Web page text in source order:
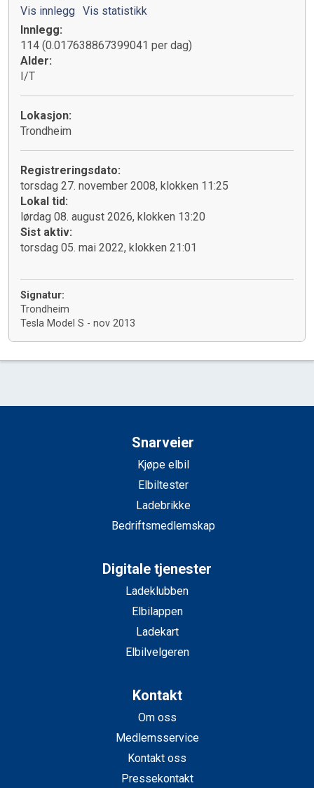
Vis innlegg Vis statistikk
Innlegg:
114 (0.017638867399041 per dag)
Alder:
I/T
Lokasjon:
Trondheim
Registreringsdato:
torsdag 27. november 2008, klokken 11:25
Lokal tid:
lørdag 08. august 2026, klokken 13:20
Sist aktiv:
torsdag 05. mai 2022, klokken 21:01
Signatur:
Trondheim
Tesla Model S - nov 2013
Snarveier
Kjøpe elbil
Elbiltester
Ladebrikke
Bedriftsmedlemskap
Digitale tjenester
Ladeklubben
Elbilappen
Ladekart
Elbilvelgeren
Kontakt
Om oss
Medlemsservice
Kontakt oss
Pressekontakt